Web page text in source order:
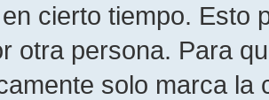
cierto tiempo. Esto
otra persona. Para
solo marca la